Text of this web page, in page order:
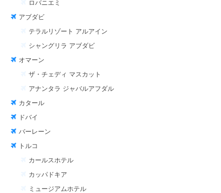
ロバニエミ
アブダビ
テラルリゾート アルアイン
シャングリラ アブダビ
オマーン
ザ・チェディ マスカット
アナンタラ ジャバルアフダル
カタール
ドバイ
バーレーン
トルコ
カールスホテル
カッパドキア
ミュージアムホテル